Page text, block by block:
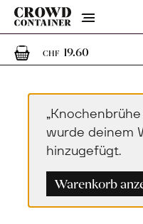
Menu
CHF 19.601
wurde deinem
hinzugefügt.
Warenkorb